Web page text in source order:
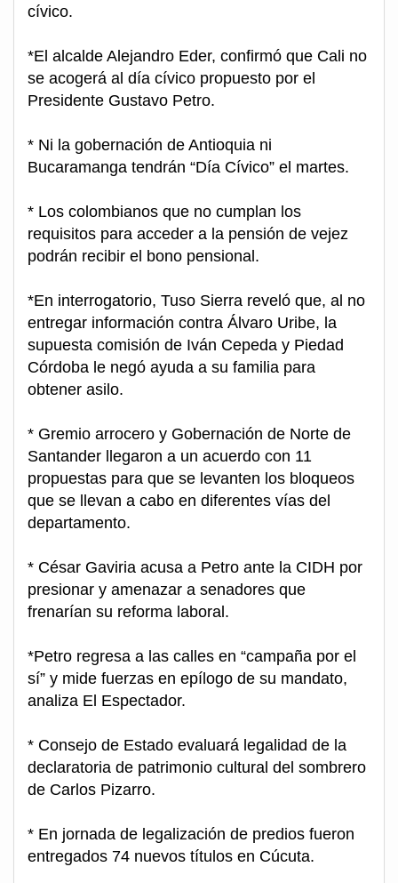
cívico.
*El alcalde Alejandro Eder, confirmó que Cali no
se acogerá al día cívico propuesto por el
Presidente Gustavo Petro.
* Ni la gobernación de Antioquia ni
Bucaramanga tendrán “Día Cívico” el martes.
* Los colombianos que no cumplan los
requisitos para acceder a la pensión de vejez
podrán recibir el bono pensional.
*En interrogatorio, Tuso Sierra reveló que, al no
entregar información contra Álvaro Uribe, la
supuesta comisión de Iván Cepeda y Piedad
Córdoba le negó ayuda a su familia para
obtener asilo.
* Gremio arrocero y Gobernación de Norte de
Santander llegaron a un acuerdo con 11
propuestas para que se levanten los bloqueos
que se llevan a cabo en diferentes vías del
departamento.
* César Gaviria acusa a Petro ante la CIDH por
presionar y amenazar a senadores que
frenarían su reforma laboral.
*Petro regresa a las calles en “campaña por el
sí” y mide fuerzas en epílogo de su mandato,
analiza El Espectador.
* Consejo de Estado evaluará legalidad de la
declaratoria de patrimonio cultural del sombrero
de Carlos Pizarro.
* En jornada de legalización de predios fueron
entregados 74 nuevos títulos en Cúcuta.